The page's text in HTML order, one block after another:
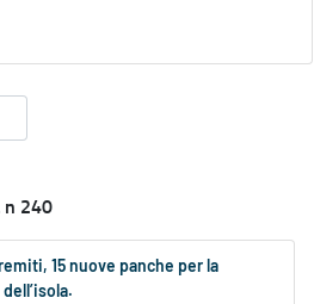
n 240
15 nuove panche per la